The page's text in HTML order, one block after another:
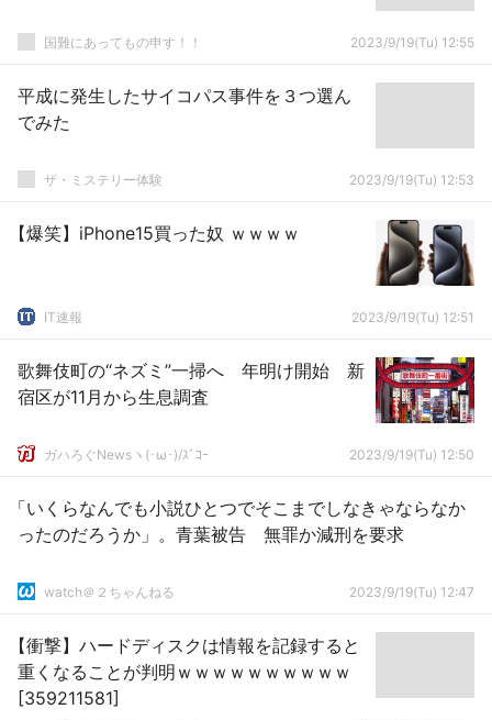
国難にあってもの申す！！ 2023/9/19(Tu) 12:55
平成に発生したサイコパス事件を３つ選ん
でみた
ザ・ミステリー体験 2023/9/19(Tu) 12:53
【爆笑】iPhone15買った奴 ｗｗｗｗ
IT速報 2023/9/19(Tu) 12:51
歌舞伎町の“ネズミ”一掃へ 年明け開始 新
宿区が11月から生息調査
ガハろぐNewsヽ(･ω･)/ｽﾞｺｰ 2023/9/19(Tu) 12:50
「いくらなんでも小説ひとつでそこまでしなきゃならなか
ったのだろうか」。青葉被告 無罪か減刑を要求
watch＠２ちゃんねる 2023/9/19(Tu) 12:47
【衝撃】ハードディスクは情報を記録すると
重くなることが判明ｗｗｗｗｗｗｗｗｗｗ
[359211581]